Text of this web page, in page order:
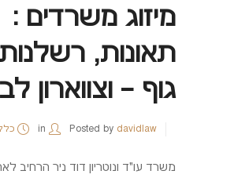
מיזוג משרדים :
תאונות,
גוף – וצווארון
Posted by davidlaw
in
משרד עו״ד ונוטריון דוד ניר הרחיב